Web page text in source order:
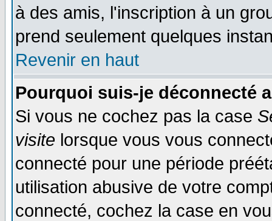
à des amis, l'inscription à un
prend seulement quelques
Revenir en haut
Pourquoi suis-je déconnecté
Si vous ne cochez pas la case
visite lorsque vous vous
connecté pour une période
utilisation abusive de votre
connecté, cochez la case en